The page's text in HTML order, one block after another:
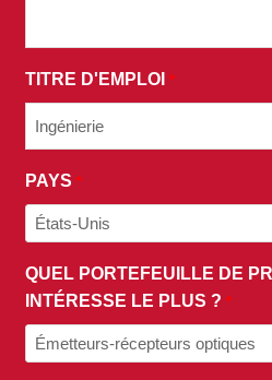
TITRE D'EMPLOI *
PAYS *
QUEL PORTEFEUILLE DE
INTÉRESSE LE PLUS ? *
POLITIQUE
DE